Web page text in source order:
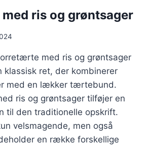
ris og grøntsager
med ris og grøntsager
ret, der kombinerer
med en lækker tærtebund.
ris og grøntsager tilføjer en
til den traditionelle opskrift.
velsmagende, men også
en række forskellige